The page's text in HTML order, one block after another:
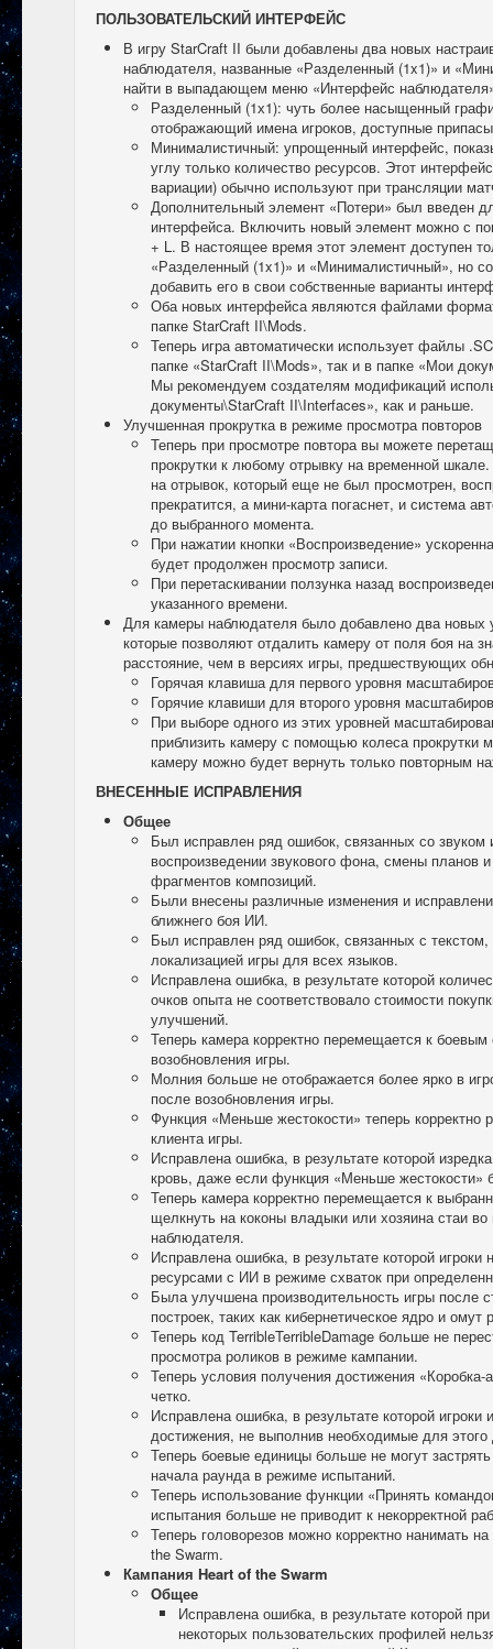
ПОЛЬЗОВАТЕЛЬСКИЙ ИНТЕРФЕЙС
В игру StarCraft II были добавлены два новых
наблюдателя, названные «Разделенный (1x1)» и
найти в выпадающем меню «Интерфейс
Разделенный (1х1): чуть более насыщенный
отображающий имена игроков, доступные
Минималистичный: упрощенный интерфейс,
углу только количество ресурсов. Этот
вариации) обычно используют при трансляции
Дополнительный элемент «Потери» был введен
интерфейса. Включить новый элемент можно с
+ L. В настоящее время этот элемент доступен
«Разделенный (1x1)» и «Минималистичный», но
добавить его в свои собственные варианты
Оба новых интерфейса являются файлами
папке StarCraft II\Mods.
Теперь игра автоматически использует файлы
папке «StarCraft II\Mods», так и в папке «Мои
Мы рекомендуем создателям модификаций
документы\StarCraft II\Interfaces», как и раньше.
Улучшенная прокрутка в режиме просмотра повторов
Теперь при просмотре повтора вы можете
прокрутки к любому отрывку на временной
на отрывок, который еще не был просмотрен,
прекратится, а мини-карта погаснет, и система
до выбранного момента.
При нажатии кнопки «Воспроизведение»
будет продолжен просмотр записи.
При перетаскивании ползунка назад
указанного времени.
Для камеры наблюдателя было добавлено два новых
которые позволяют отдалить камеру от поля боя на
расстояние, чем в версиях игры, предшествующих
Горячая клавиша для первого уровня
Горячие клавиши для второго уровня
При выборе одного из этих уровней
приблизить камеру с помощью колеса
камеру можно будет вернуть только повторным
ВНЕСЕННЫЕ ИСПРАВЛЕНИЯ
Общее
Был исправлен ряд ошибок, связанных со
воспроизведении звукового фона, смены планов
фрагментов композиций.
Были внесены различные изменения и
ближнего боя ИИ.
Был исправлен ряд ошибок, связанных с
локализацией игры для всех языков.
Исправлена ошибка, в результате которой
очков опыта не соответствовало стоимости
улучшений.
Теперь камера корректно перемещается к
возобновления игры.
Молния больше не отображается более ярко в
после возобновления игры.
Функция «Меньше жестокости» теперь корректно
клиента игры.
Исправлена ошибка, в результате которой
кровь, даже если функция «Меньше жестокости»
Теперь камера корректно перемещается к
щелкнуть на коконы владыки или хозяина стаи
наблюдателя.
Исправлена ошибка, в результате которой игроки
ресурсами с ИИ в режиме схваток при
Была улучшена производительность игры после
построек, таких как кибернетическое ядро и омут
Теперь код TerribleTerribleDamage больше не
просмотра роликов в режиме кампании.
Теперь условия получения достижения
четко.
Исправлена ошибка, в результате которой игроки
достижения, не выполнив необходимые для
Теперь боевые единицы больше не могут
начала раунда в режиме испытаний.
Теперь использование функции «Принять
испытания больше не приводит к некорректной
Теперь головорезов можно корректно нанимать
the Swarm.
Кампания Heart of the Swarm
Общее
Исправлена ошибка, в результате которой
некоторых пользовательских профилей